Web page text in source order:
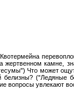
камне,
Что может
белизны? ("Ледяные
вопросы увлекают